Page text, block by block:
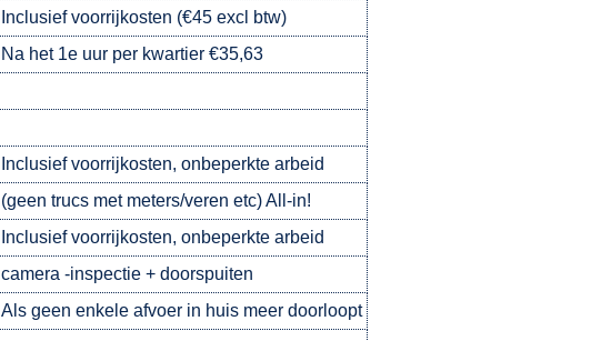
Inclusief voorrijkosten (€45 excl btw)
Na het 1e uur per kwartier €35,63
Inclusief voorrijkosten, onbeperkte arbeid
(geen trucs met meters/veren etc) All-in!
Inclusief voorrijkosten, onbeperkte arbeid
camera -inspectie + doorspuiten
Als geen enkele afvoer in huis meer doorloopt